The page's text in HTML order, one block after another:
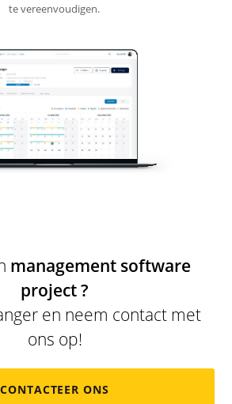
te vereenvoudigen.
management software
project ?
en neem contact met
ons op!
CONTACTEER ONS